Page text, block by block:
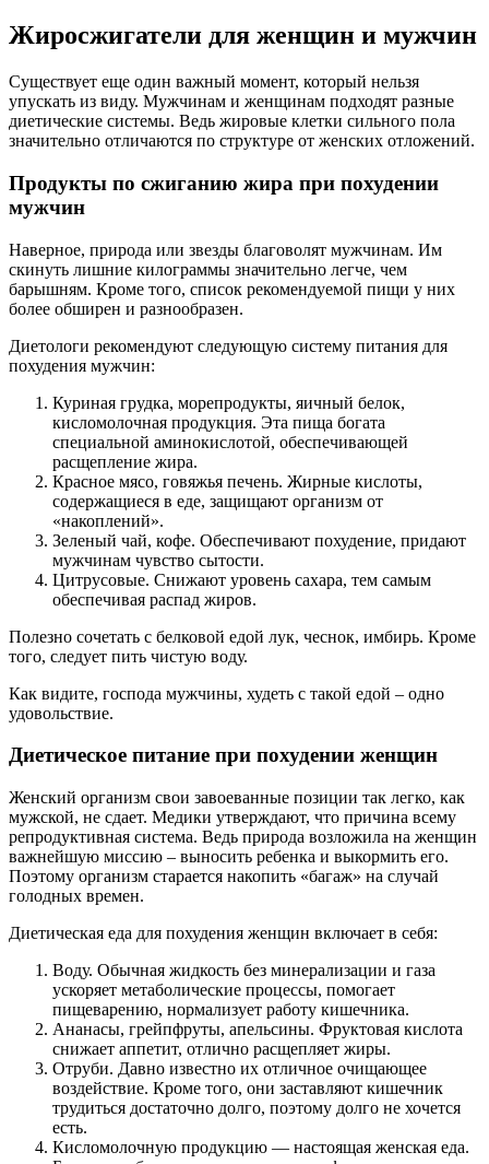
Жиросжигатели для женщин и мужчин
Существует еще один важный момент, который нельзя
упускать из виду. Мужчинам и женщинам подходят разные
диетические системы. Ведь жировые клетки сильного пола
значительно отличаются по структуре от женских отложений.
Продукты по сжиганию жира при похудении
мужчин
Наверное, природа или звезды благоволят мужчинам. Им
скинуть лишние килограммы значительно легче, чем
барышням. Кроме того, список рекомендуемой пищи у них
более обширен и разнообразен.
Диетологи рекомендуют следующую систему питания для
похудения мужчин:
Куриная грудка, морепродукты, яичный белок,
кисломолочная продукция. Эта пища богата
специальной аминокислотой, обеспечивающей
расщепление жира.
Красное мясо, говяжья печень. Жирные кислоты,
содержащиеся в еде, защищают организм от
«накоплений».
Зеленый чай, кофе. Обеспечивают похудение, придают
мужчинам чувство сытости.
Цитрусовые. Cнижают уровень сахара, тем самым
обеспечивая распад жиров.
Полезно сочетать с белковой едой лук, чеснок, имбирь. Кроме
того, следует пить чистую воду.
Как видите, господа мужчины, худеть с такой едой – одно
удовольствие.
Диетическое питание при похудении женщин
Женский организм свои завоеванные позиции так легко, как
мужской, не сдает. Медики утверждают, что причина всему
репродуктивная система. Ведь природа возложила на женщин
важнейшую миссию – выносить ребенка и выкормить его.
Поэтому организм старается накопить «багаж» на случай
голодных времен.
Диетическая еда для похудения женщин включает в себя:
Воду. Обычная жидкость без минерализации и газа
ускоряет метаболические процессы, помогает
пищеварению, нормализует работу кишечника.
Ананасы, грейпфруты, апельсины. Фруктовая кислота
снижает аппетит, отлично расщепляет жиры.
Отруби. Давно известно их отличное очищающее
воздействие. Кроме того, они заставляют кишечник
трудиться достаточно долго, поэтому долго не хочется
есть.
Кисломолочную продукцию — настоящая женская еда.